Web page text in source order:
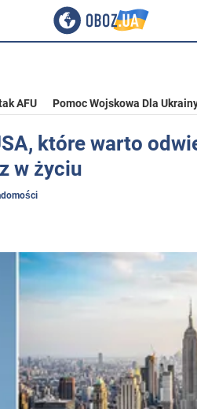
AFU Pomoc Wojskowa Dla
które warto
w życiu